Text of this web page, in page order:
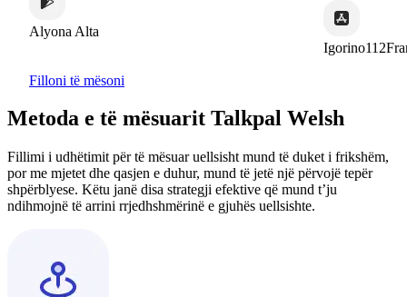
Alta
Igorino112France
Filloni të mësoni
Metoda e të mësuarit Talkpal Welsh
Fillimi i udhëtimit për të mësuar uellsisht mund të duket i frikshëm,
por me mjetet dhe qasjen e duhur, mund të jetë një përvojë tepër
shpërblyese. Këtu janë disa strategji efektive që mund t’ju
ndihmojnë të arrini rrjedhshmërinë e gjuhës uellsishte.